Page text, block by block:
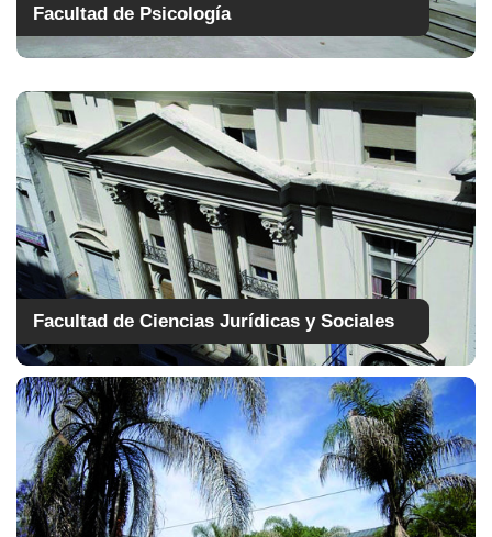
Facultad de Psicología
Facultad de Ciencias Jurídicas y Sociales